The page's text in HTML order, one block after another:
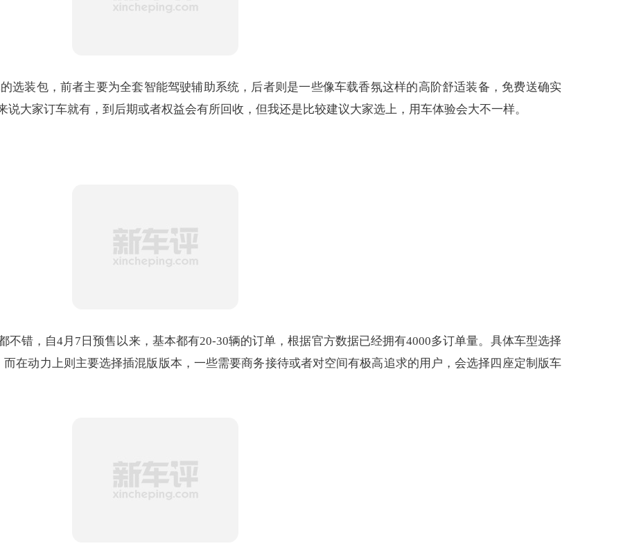
选装包，前者主要为全套智能驾驶辅助系统，后者则是一些像车载香氛这样的高阶舒适装备，免费送确实
大家订车就有，到后期或者权益会有所回收，但我还是比较建议大家选上，用车体验会大不一样。
不错，自4月7日预售以来，基本都有20-30辆的订单，根据官方数据已经拥有4000多订单量。具体车型选择
在动力上则主要选择插混版版本，一些需要商务接待或者对空间有极高追求的用户，会选择四座定制版车